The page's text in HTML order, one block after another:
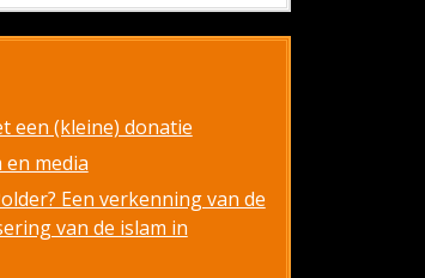
een (kleine) donatie
en media
Een verkenning van de
van de islam in